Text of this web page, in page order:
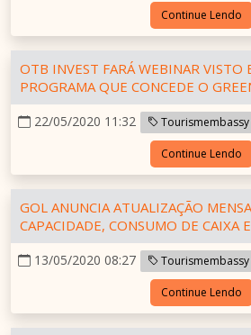
Continue Lendo
OTB INVEST FARÁ WEBINAR VISTO
PROGRAMA QUE CONCEDE O
22/05/2020 11:32 Tourismembassy
Continue Lendo
GOL ANUNCIA ATUALIZAÇÃO
CAPACIDADE, CONSUMO DE CAIXA
13/05/2020 08:27 Tourismembassy
Continue Lendo